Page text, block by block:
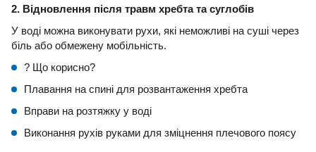
2. Відновлення після травм хребта та суглобів
У воді можна виконувати рухи, які неможливі на суші через
біль або обмежену мобільність.
? Що корисно?
Плавання на спині для розвантаження хребта
Вправи на розтяжку у воді
Виконання рухів руками для зміцнення плечового поясу